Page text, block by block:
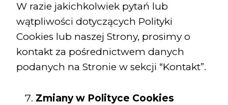
W razie jakichkolwiek pytań lub
wątpliwości dotyczących Polityki
Cookies lub naszej Strony, prosimy o
kontakt za pośrednictwem danych
podanych na Stronie w sekcji “Kontakt”.
Zmiany w Polityce Cookies